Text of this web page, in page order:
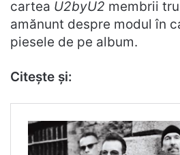
cartea U2byU2 membrii
amănunt despre modul în
piesele de pe album.
Citește și: